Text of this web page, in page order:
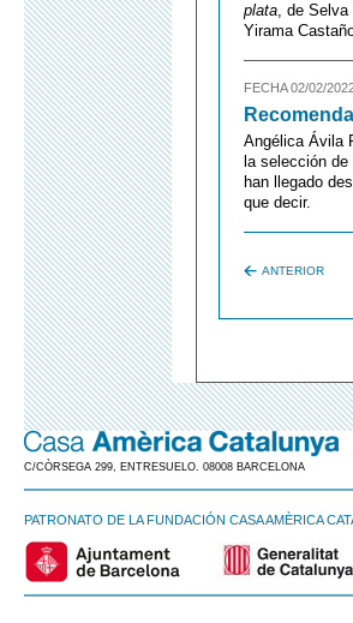
plata, de Selva
Yirama
FECHA 02/02/
Angélica Ávila
la selección
han llegado
que decir.
ANTERIOR
C/CÒRSEGA 299, ENTRESUELO. 08008 BARCELONA
PATRONATO DE LA FUNDACIÓN CASA AMÈRICA